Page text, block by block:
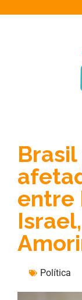
entre
Política